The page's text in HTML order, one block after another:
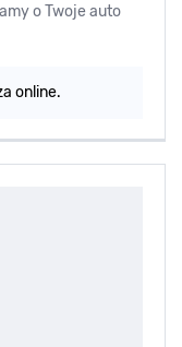
o Twoje auto
online.